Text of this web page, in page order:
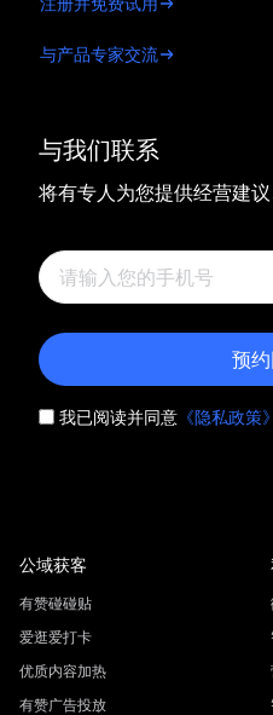
与我们联系
将有专人为您提供经营建
预
我已阅读并同意 《隐私政策》
与产品专家交流
公域获客
有赞碰碰贴
爱逛爱打卡
优质内容加热
有赞广告投放